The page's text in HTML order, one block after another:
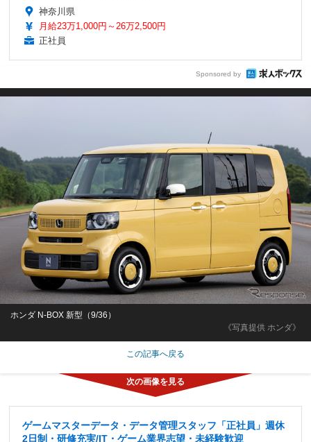
神奈川県
月給23万1,000円～26万2,500円
正社員
Sponsored by
《写真提供 ホンダ》
ホンダ N-BOX 新型（9/36）
この記事へ戻る
ゲームマスターデータ・データ管理スタッフ「正社員」週休
2日制・研修充実/IT・ゲーム業界志望・未経験歓迎